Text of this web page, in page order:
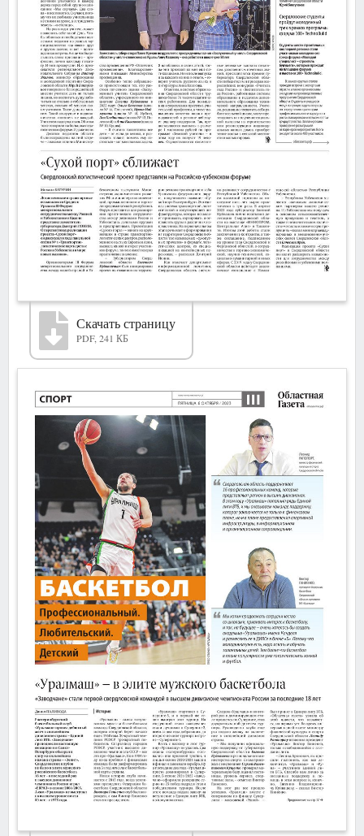
Скачать страницу
PDF, 241 КБ